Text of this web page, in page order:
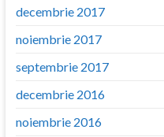
decembrie 2017
noiembrie 2017
septembrie 2017
decembrie 2016
noiembrie 2016